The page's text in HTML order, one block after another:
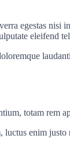
egestas
eleifend
totam rem
enim justo